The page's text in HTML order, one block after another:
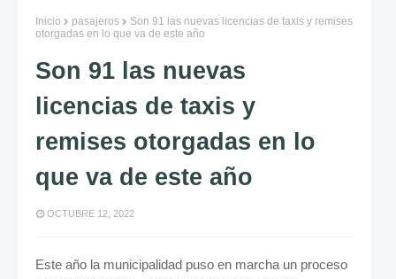
Inicio pasajeros
Son 91 las nuevas licencias de taxis y remises
otorgadas en lo que va de este año
Son 91 las nuevas
licencias de taxis y
remises otorgadas en lo
que va de este año
OCTUBRE 12, 2022
Este año la municipalidad puso en marcha un proceso